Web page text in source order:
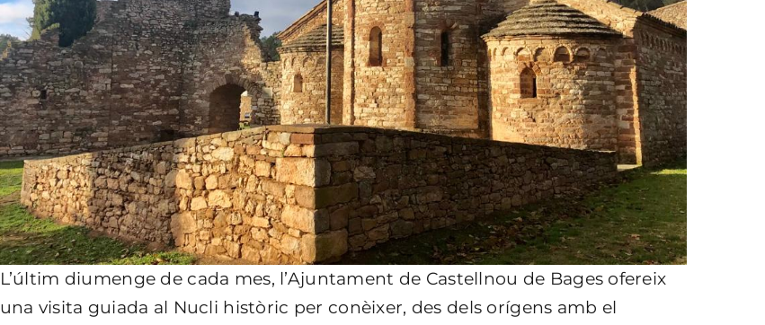
L’últim diumenge de cada mes, l’Ajuntament de Castellnou de Bages ofereix
una visita guiada al Nucli històric per conèixer, des dels orígens amb el